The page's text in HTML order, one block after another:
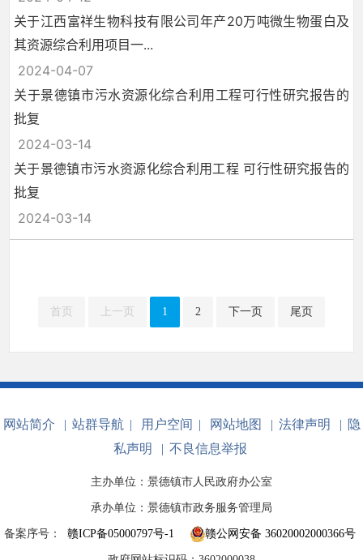
关于江西富祥生物科技有限公司年产20万吨微生物蛋白及
其资源综合利用项目一...
2024-04-07
关于景德镇市污水资源化综合利用工程可行性研究报告的
批复
2024-03-14
关于景德镇市污水资源化综合利用工程 可行性研究报告的
批复
2024-03-14
首页 上一页 1 2 下一页 尾页
网站简介 | 站群导航 | 用户空间 | 网站地图 | 法律声明 | 隐
私声明
| 不良信息举报
主办单位：景德镇市人民政府办公室
承办单位：景德镇市政务服务管理局
备案序号： 赣ICP备05000797号-1 赣公网安备 36020002000366号